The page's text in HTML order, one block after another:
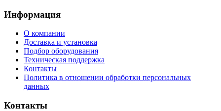
Информация
О компании
Доставка и установка
Подбор оборудования
Техническая поддержка
Контакты
Политика в отношении обработки персональных
данных
Контакты